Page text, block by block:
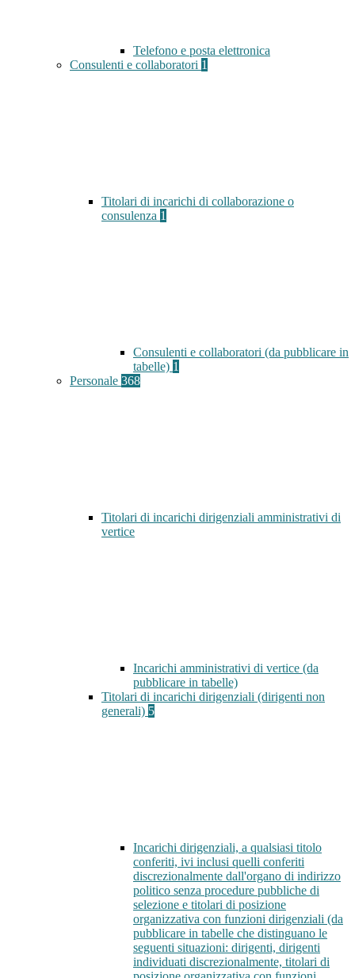
Telefono e posta elettronica
Consulenti e collaboratori 1
Titolari di incarichi di collaborazione o
consulenza 1
Consulenti e collaboratori (da pubblicare in
tabelle) 1
Personale 368
Titolari di incarichi dirigenziali amministrativi di
vertice
Incarichi amministrativi di vertice (da
pubblicare in tabelle)
Titolari di incarichi dirigenziali (dirigenti non
generali) 5
Incarichi dirigenziali, a qualsiasi titolo
conferiti, ivi inclusi quelli conferiti
discrezionalmente dall'organo di indirizzo
politico senza procedure pubbliche di
selezione e titolari di posizione
organizzativa con funzioni dirigenziali (da
pubblicare in tabelle che distinguano le
seguenti situazioni: dirigenti, dirigenti
individuati discrezionalmente, titolari di